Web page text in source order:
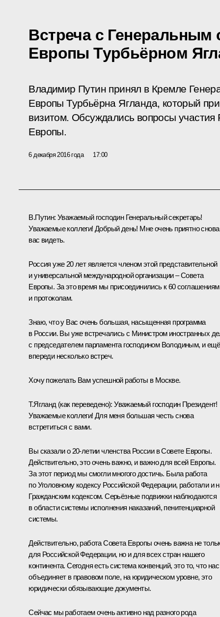
Встреча с Генеральным
Европы Турбьёрном
Владимир Путин принял в Кремле
Европы Турбьёрна Ягланда, который
визитом. Обсуждались вопросы участия
Европы.
6 декабря 2016 года 17:00
В.Путин: Уважаемый господин Генеральный секретарь!
Уважаемые коллеги! Добрый день! Мне очень приятно снова
вас видеть.
Россия уже 20 лет является членом этой представительной
и универсальной международной организации – Совета
Европы. За это время мы присоединились к 60 соглашениям
и протоколам.
Знаю, что у Вас очень большая, насыщенная программа
в России. Вы уже встречались с Министром иностранных
с председателем парламента господином Володиным, и ещё
впереди несколько встреч.
Хочу пожелать Вам успешной работы в Москве.
Т.Ягланд (как переведено): Уважаемый господин Президент!
Уважаемые коллеги! Для меня большая честь снова
встретиться с вами.
Вы сказали о 20-летии членства России в Совете Европы.
Действительно, это очень важно, и важно для всей Европы.
За этот период мы смогли многого достичь. Была работа
по Уголовному кодексу Российской Федерации, работали и
Гражданским кодексом. Серьёзные подвижки наблюдаются
в области системы исполнения наказаний, пенитенциарной
системы.
Действительно, работа Совета Европы очень важна не
для Российской Федерации, но и для всех стран нашего
континента. Сегодня есть система конвенций, это то, что нас
объединяет в правовом поле, на юридическом уровне, это
юридически обязывающие документы.
Сейчас мы работаем очень активно над разного рода